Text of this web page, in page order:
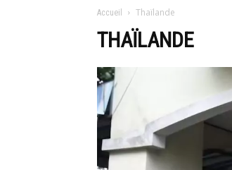
Accueil Thaïlande
THAÏLANDE